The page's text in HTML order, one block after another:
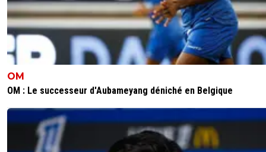
OM
OM : Le successeur d'Aubameyang déniché en Belgique